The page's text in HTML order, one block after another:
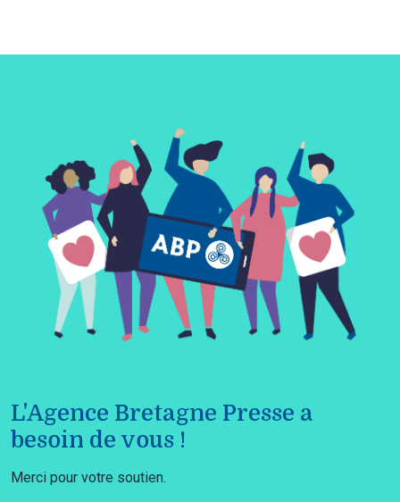
L'Agence Bretagne Presse a
besoin de vous !
Merci pour votre soutien.